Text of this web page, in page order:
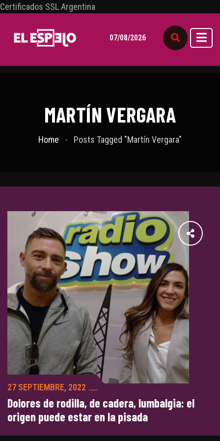
Certificados SSL Argentina
07/08/2026
MARTÍN VERGARA
Home Posts Tagged "Martín Vergara"
27 SEPTIEMBRE, 2022
Dolores de rodilla, de cadera, lumbalgia: el
origen puede estar en la pisada